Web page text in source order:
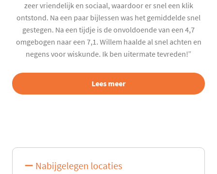
zeer vriendelijk en sociaal, waardoor er snel een klik
ontstond. Na een paar bijlessen was het gemiddelde snel
gestegen. Na een tijdje is de onvoldoende van een 4,7
omgebogen naar een 7,1. Willem haalde al snel achten en
negens voor wiskunde. Ik ben uitermate tevreden!”
Lees meer
Nabijgelegen locaties